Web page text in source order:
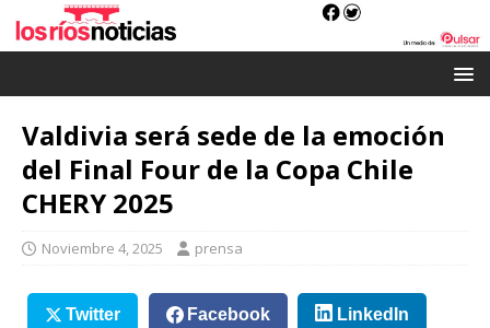
Valdivia será sede de la emoción
del Final Four de la Copa Chile
CHERY 2025
Noviembre 4, 2025 prensa
Twitter Facebook LinkedIn